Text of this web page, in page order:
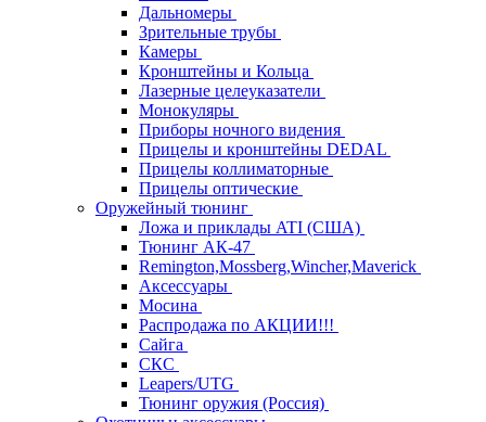
Дальномеры
Зрительные трубы
Камеры
Кронштейны и Кольца
Лазерные целеуказатели
Монокуляры
Приборы ночного видения
Прицелы и кронштейны DEDAL
Прицелы коллиматорные
Прицелы оптические
Оружейный тюнинг
Ложа и приклады ATI (США)
Тюнинг АК-47
Remington,Mossberg,Wincher,Maverick
Аксессуары
Мосина
Распродажа по АКЦИИ!!!
Сайга
СКС
Leapers/UTG
Тюнинг оружия (Россия)